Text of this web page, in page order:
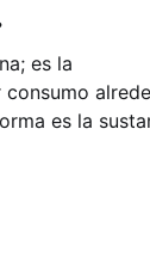
es la
empiezan a